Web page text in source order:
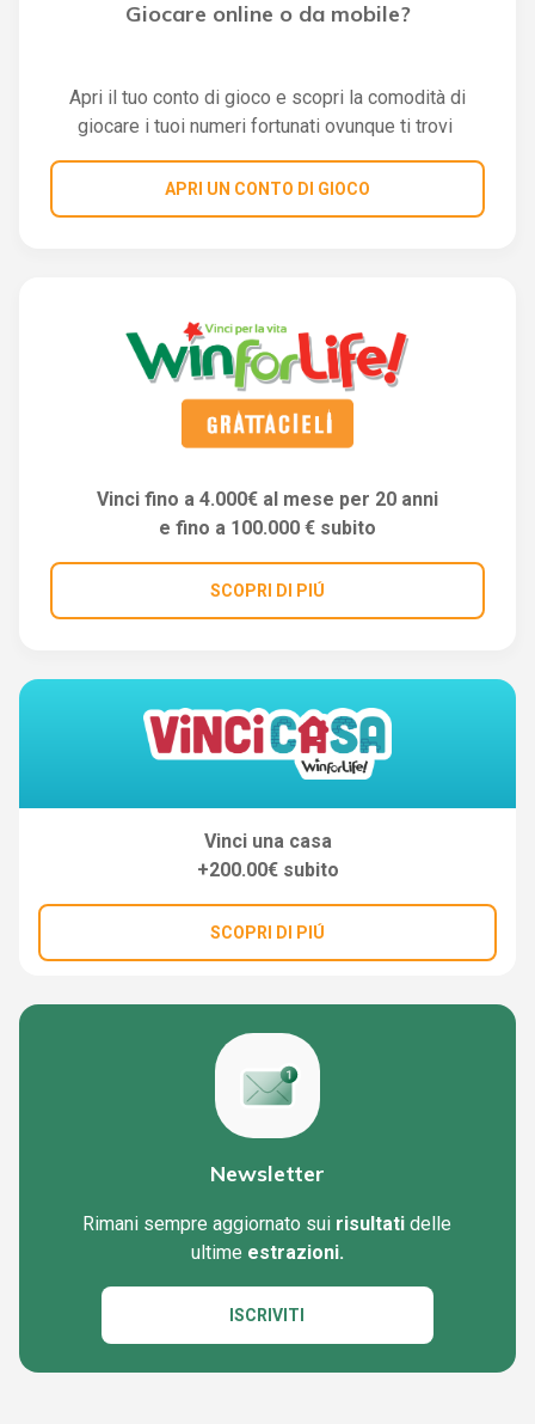
Giocare online o da mobile?
Apri il tuo conto di gioco e scopri la comodità di
giocare i tuoi numeri fortunati ovunque ti trovi
APRI UN CONTO DI GIOCO
Vinci fino a 4.000€ al mese per 20 anni
e fino a 100.000 € subito
SCOPRI DI PIÚ
Vinci una casa
+200.00€ subito
SCOPRI DI PIÚ
Newsletter
Rimani sempre aggiornato sui risultati delle
ultime estrazioni.
ISCRIVITI